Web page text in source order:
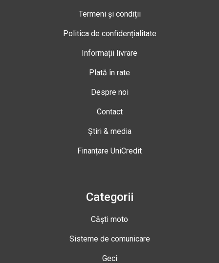
Termeni și condiții
Politica de confidențialitate
Informații livrare
Plată în rate
Despre noi
Contact
Știri & media
Finanțare UniCredit
Categorii
Căști moto
Sisteme de comunicare
Geci